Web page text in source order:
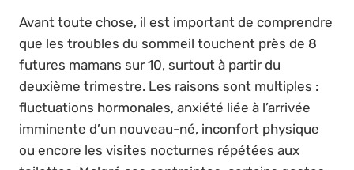
Avant toute chose, il est important de comprendre
que les troubles du sommeil touchent près de 8
futures mamans sur 10, surtout à partir du
deuxième trimestre. Les raisons sont multiples :
fluctuations hormonales, anxiété liée à l’arrivée
imminente d’un nouveau-né, inconfort physique
ou encore les visites nocturnes répétées aux